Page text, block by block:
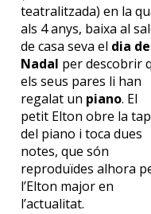
teatralitzada) en la
als 4 anys, baixa al
de casa seva el dia de
Nadal per descobrir
els seus pares li han
regalat un piano. El
petit Elton obre la
del piano i toca dues
notes, que són
reproduïdes alhora
l’Elton major en
l’actualitat.